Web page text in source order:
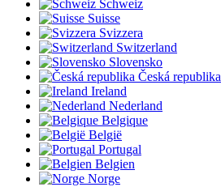
Schweiz
Suisse
Svizzera
Switzerland
Slovensko
Česká republika
Ireland
Nederland
Belgique
België
Portugal
Belgien
Norge